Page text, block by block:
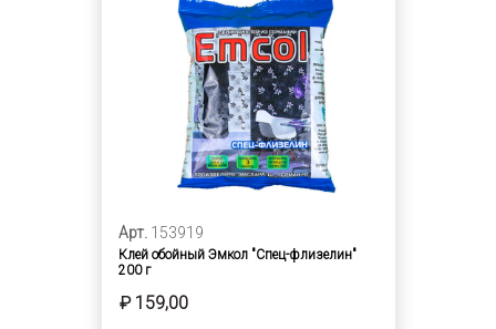
Арт. 153919
Клей обойный Эмкол "Спец-флизелин"
200 г
₽ 159,00